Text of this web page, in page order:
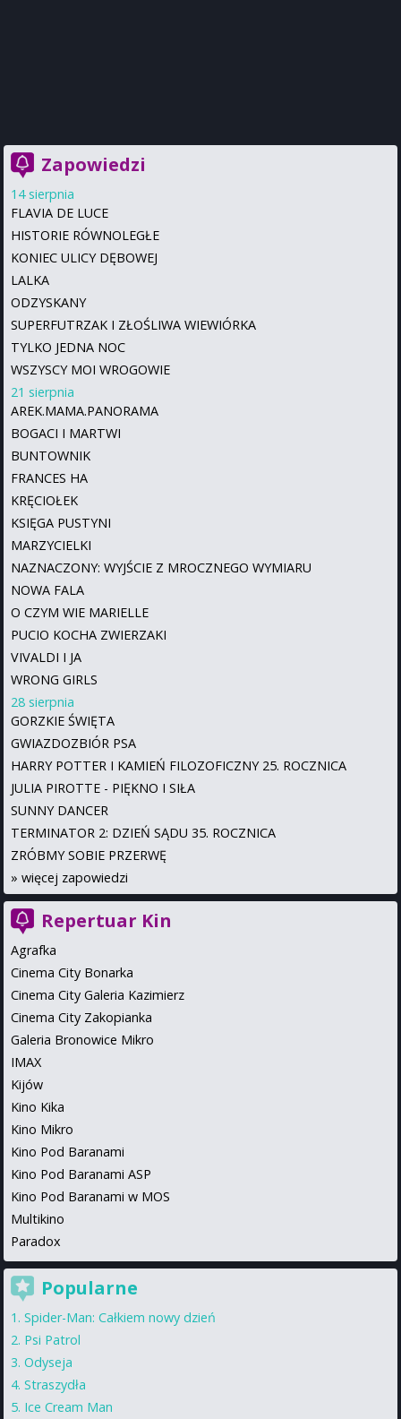
Zapowiedzi
14 sierpnia
FLAVIA DE LUCE
HISTORIE RÓWNOLEGŁE
KONIEC ULICY DĘBOWEJ
LALKA
ODZYSKANY
SUPERFUTRZAK I ZŁOŚLIWA WIEWIÓRKA
TYLKO JEDNA NOC
WSZYSCY MOI WROGOWIE
21 sierpnia
AREK.MAMA.PANORAMA
BOGACI I MARTWI
BUNTOWNIK
FRANCES HA
KRĘCIOŁEK
KSIĘGA PUSTYNI
MARZYCIELKI
NAZNACZONY: WYJŚCIE Z MROCZNEGO WYMIARU
NOWA FALA
O CZYM WIE MARIELLE
PUCIO KOCHA ZWIERZAKI
VIVALDI I JA
WRONG GIRLS
28 sierpnia
GORZKIE ŚWIĘTA
GWIAZDOZBIÓR PSA
HARRY POTTER I KAMIEŃ FILOZOFICZNY 25. ROCZNICA
JULIA PIROTTE - PIĘKNO I SIŁA
SUNNY DANCER
TERMINATOR 2: DZIEŃ SĄDU 35. ROCZNICA
ZRÓBMY SOBIE PRZERWĘ
» więcej zapowiedzi
Repertuar Kin
Agrafka
Cinema City Bonarka
Cinema City Galeria Kazimierz
Cinema City Zakopianka
Galeria Bronowice Mikro
IMAX
Kijów
Kino Kika
Kino Mikro
Kino Pod Baranami
Kino Pod Baranami ASP
Kino Pod Baranami w MOS
Multikino
Paradox
Popularne
Spider-Man: Całkiem nowy dzień
Psi Patrol
Odyseja
Straszydła
Ice Cream Man